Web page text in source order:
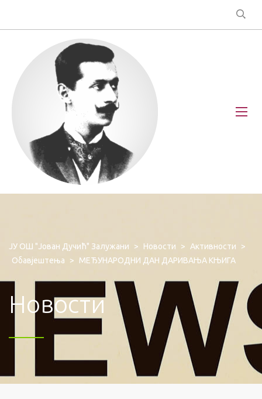
ЈУ ОШ "Јован Дучић" Залужани > Новости > Активности
>
Обавјештења
> МЕЂУНАРОДНИ ДАН ДАРИВАЊА КЊИГА
Новости